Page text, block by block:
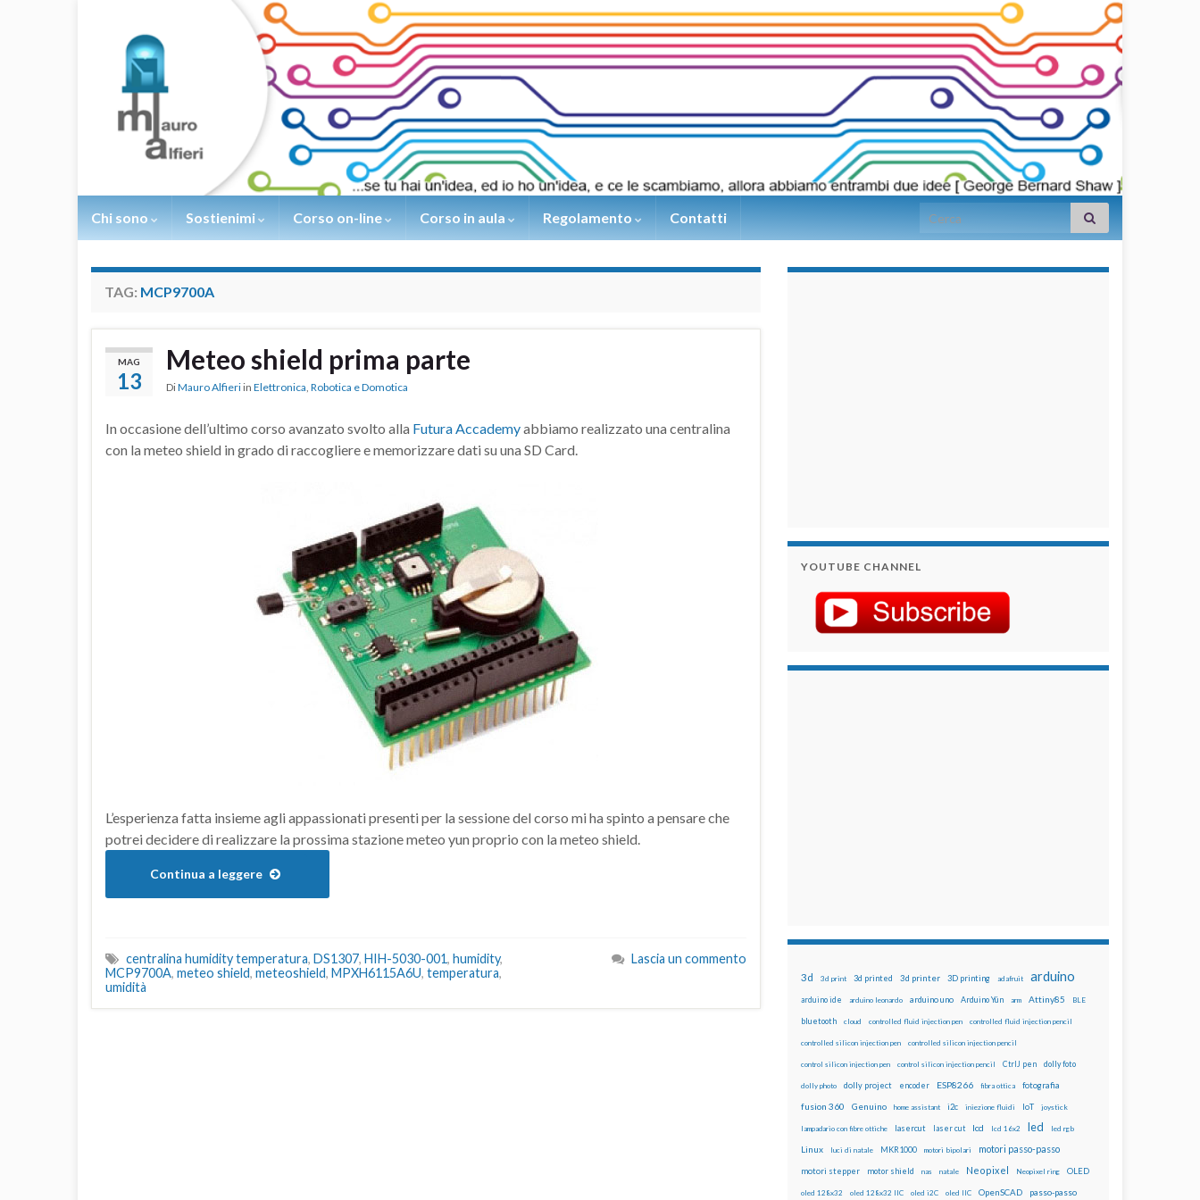
Chi sono Sostienimi Corso on-line Corso in aula Regolamento Contatti Search for:
TAG: MCP9700A
MAG
13
Meteo shield prima parte
DiMauro Alfieri in Elettronica, Robotica e Domotica
In occasione dell’ultimo corso avanzato svolto alla Futura Accademyabbiamo realizzato una centralina
con la meteo shield in grado di raccogliere e memorizzare dati su una SD Card.
L’esperienza fatta insieme agli appassionati presenti per la sessione del corso mi ha spinto a pensare che
potrei decidere di realizzare la prossima stazione meteo yun proprio con la meteo shield.
Continua a leggere
centralina humidity temperatura, DS1307, HIH-5030-001, humidity,
MCP9700A, meteo shield, meteoshield, MPXH6115A6U, temperatura,
umidità
Lascia un commento
YOUTUBE CHANNEL
3d 3d print 3d printed 3d printer 3D printing adafruit arduino
arduino ide arduino leonardo arduino uno Arduino Yún arm Attiny85 BLE
bluetooth cloud controlled fluid injection pen controlled fluid injection pencil
controlled silicon injection pen controlled silicon injection pencil
control silicon injection pen control silicon injection pencil CtrlJ pen dolly foto
dolly photo dolly project encoder ESP8266 fibra ottica fotografia
fusion 360 Genuino home assistant i2c iniezione fluidi IoT joystick
lampadario con fibre ottiche lasercut laser cut lcd lcd 16x2 led led rgb
Linux luci di natale MKR1000 motori bipolari motori passo-passo
motori stepper motor shield nas natale Neopixel Neopixel ring OLED
oled 128x32 oled 128x32 IIC oled i2C oled IIC OpenSCAD passo-passo